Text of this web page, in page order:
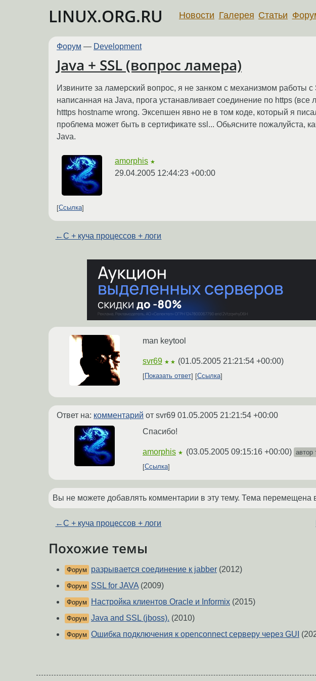
LINUX.ORG.RU Новости Галерея Статьи
Форум — Development
Java + SSL (вопрос ламера)
Извините за ламерский вопрос, я не занком с механизмом работы
написанная на Java, прога устанавливает соединение по https
htttps hostname wrong. Эксепшен явно не в том коде, который я
проблема может быть в сертификате ssl... Обьясните пожалуйста,
Java.
amorphis ★
29.04.2005 12:44:23 +00:00
Ссылка
←C + куча процессов + логи
man keytool
svr69 ★★ (01.05.2005 21:21:54 +00:00)
Показать ответ Ссылка
Ответ на: комментарий от svr69 01.05.2005 21:21:54 +00:00
Спасибо!
amorphis ★ (03.05.2005 09:15:16 +00:00) автор
Ссылка
Вы не можете добавлять комментарии в эту тему. Тема перемещена
←C + куча процессов + логи
Похожие темы
Форум разрывается соединение к jabber (2012)
Форум SSL for JAVA(2009)
Форум Настройка клиентов Oracle и Informix (2015)
Форум Java and SSL (jboss). (2010)
Форум Ошибка подключения к openconnect серверу через GUI